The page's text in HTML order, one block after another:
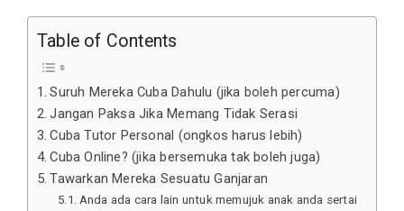
Table of Contents
Suruh Mereka Cuba Dahulu (jika boleh percuma)
Jangan Paksa Jika Memang Tidak Serasi
Cuba Tutor Personal (ongkos harus lebih)
Cuba Online? (jika bersemuka tak boleh juga)
Tawarkan Mereka Sesuatu Ganjaran
Anda ada cara lain untuk memujuk anak anda sertai